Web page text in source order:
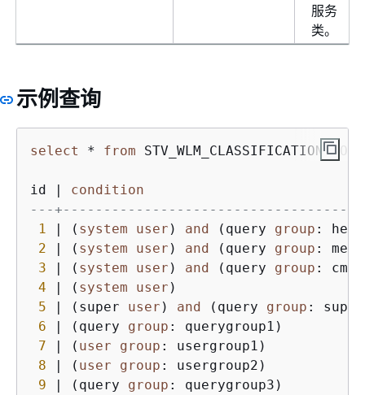
服务
类。
示例查询
select * from
id |
condition
---
1
| ( system user ) and (query group :
2
| ( system user ) and (query group :
3
| ( system user ) and (query group :
4
| ( system user
5
| (super user ) and (query group :
6
| (query group :
7
| ( user group :
8
| ( user group :
9
| (query group :